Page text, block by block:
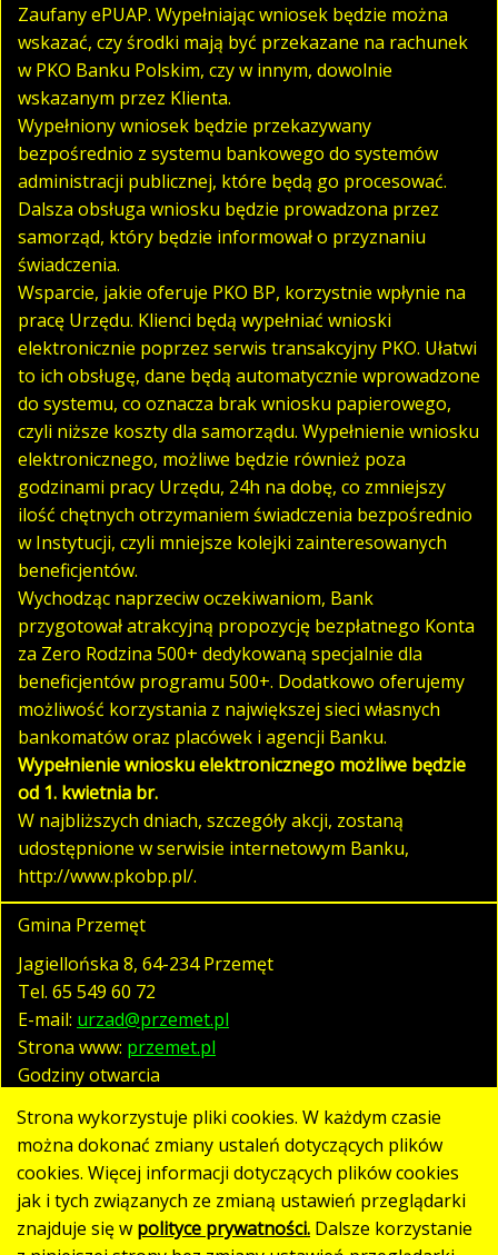
Zaufany ePUAP. Wypełniając wniosek będzie można
wskazać, czy środki mają być przekazane na rachunek
w PKO Banku Polskim, czy w innym, dowolnie
wskazanym przez Klienta.
Wypełniony wniosek będzie przekazywany
bezpośrednio z systemu bankowego do systemów
administracji publicznej, które będą go procesować.
Dalsza obsługa wniosku będzie prowadzona przez
samorząd, który będzie informował o przyznaniu
świadczenia.
Wsparcie, jakie oferuje PKO BP, korzystnie wpłynie na
pracę Urzędu. Klienci będą wypełniać wnioski
elektronicznie poprzez serwis transakcyjny PKO. Ułatwi
to ich obsługę, dane będą automatycznie wprowadzone
do systemu, co oznacza brak wniosku papierowego,
czyli niższe koszty dla samorządu. Wypełnienie wniosku
elektronicznego, możliwe będzie również poza
godzinami pracy Urzędu, 24h na dobę, co zmniejszy
ilość chętnych otrzymaniem świadczenia bezpośrednio
w Instytucji, czyli mniejsze kolejki zainteresowanych
beneficjentów.
Wychodząc naprzeciw oczekiwaniom, Bank
przygotował atrakcyjną propozycję bezpłatnego Konta
za Zero Rodzina 500+ dedykowaną specjalnie dla
beneficjentów programu 500+. Dodatkowo oferujemy
możliwość korzystania z największej sieci własnych
bankomatów oraz placówek i agencji Banku.
Wypełnienie wniosku elektronicznego możliwe będzie
od 1. kwietnia br.
W najbliższych dniach, szczegóły akcji, zostaną
udostępnione w serwisie internetowym Banku,
http://www.pkobp.pl/.
Gmina Przemęt
Jagiellońska 8, 64-234 Przemęt
Tel. 65 549 60 72
E-mail: urzad@przemet.pl
Strona www: przemet.pl
Godziny otwarcia
pn. - pt. 07:30 - 15:30
Polityka prywatności
Klauzula RODO
Strona wykorzystuje pliki cookies. W każdym czasie
można dokonać zmiany ustaleń dotyczących plików
cookies. Więcej informacji dotyczących plików cookies
jak i tych związanych ze zmianą ustawień przeglądarki
znajduje się w polityce prywatności. Dalsze korzystanie